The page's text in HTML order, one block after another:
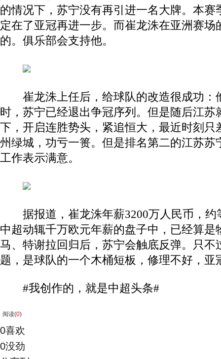
的情况下，苏宁没有再引进一名大牌。本赛
定在了亚冠再进一步。而崔龙洙在亚洲赛场
的。俱乐部会支持他。
崔龙洙上任后，给球队的改造很成功：
时，苏宁已经退出争冠序列。但是随后江苏
下，开启连胜势头，紧追恒大，最近时刻只
州绿城，功亏一篑。但是排名第二的江苏苏
工作表示满意。
据报道，崔龙洙年薪3200万人民币，约
中超动辄千万欧元年薪的盘子中，已经算是
马、特谢拉回归后，苏宁会触底反弹。只不
题，是球队的一个木桶短板，修理不好，亚
#我创作的，就是中超头条#
阅读(0)
0喜欢
0没劲